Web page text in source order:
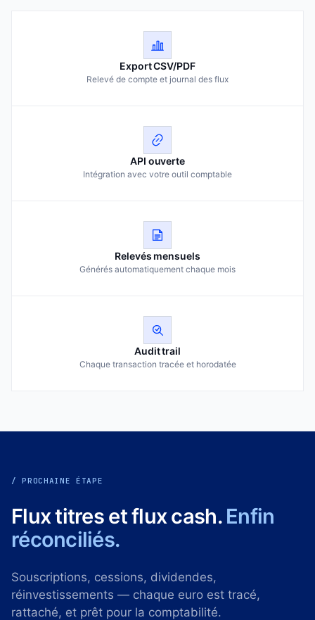
Export CSV/PDF
Relevé de compte et journal des flux
API ouverte
Intégration avec votre outil comptable
Relevés mensuels
Générés automatiquement chaque mois
Audit trail
Chaque transaction tracée et horodatée
/ PROCHAINE ÉTAPE
Flux titres et flux cash. Enfin
réconciliés.
Souscriptions, cessions, dividendes,
réinvestissements — chaque euro est tracé,
rattaché, et prêt pour la comptabilité.